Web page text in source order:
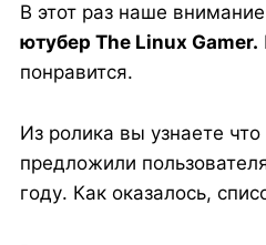
В этот раз наше
ютубер The Linux Gamer.
понравится.
Из ролика вы узнаете что
предложили
году. Как оказалось,